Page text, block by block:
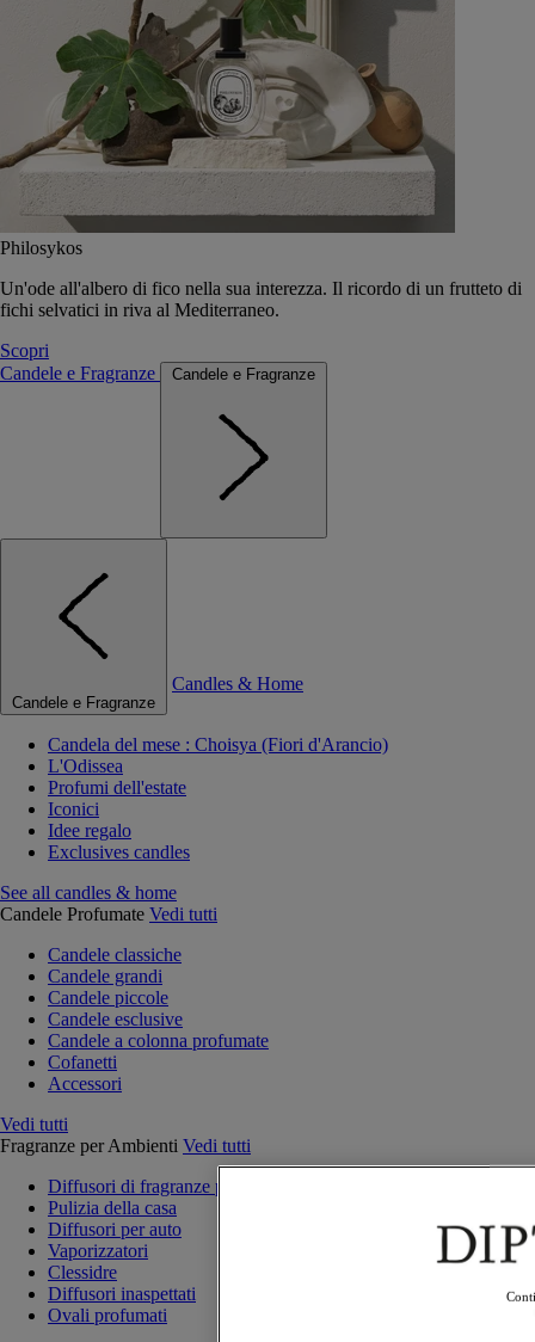
Philosykos
Un'ode all'albero di fico nella sua interezza. Il ricordo di un frutteto di
fichi selvatici in riva al Mediterraneo.
Scopri
Candele e Fragranze
Candele e Fragranze
Candele e Fragranze
Candles & Home
Candela del mese : Choisya (Fiori d'Arancio)
L'Odissea
Profumi dell'estate
Iconici
Idee regalo
Exclusives candles
See all candles & home
Candele Profumate Vedi tutti
Candele classiche
Candele grandi
Candele piccole
Candele esclusive
Candele a colonna profumate
Cofanetti
Accessori
Vedi tutti
Fragranze per Ambienti Vedi tutti
Diffusori di fragranze per la casa
Pulizia della casa
Diffusori per auto
Vaporizzatori
Clessidre
Diffusori inaspettati
Ovali profumati